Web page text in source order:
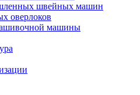
швейных машин
оверлоков
машины